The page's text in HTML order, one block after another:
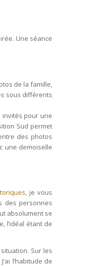
Une séance
de la famille,
sous différents
pour une
Sud permet
des photos
une demoiselle
, je vous
des personnes
absolument se
l’idéal étant de
Sur les
l’habitude de